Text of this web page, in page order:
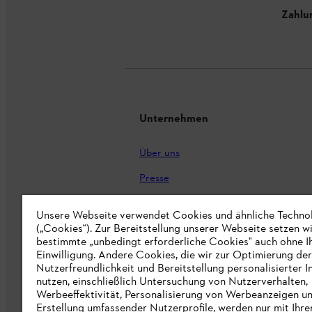
Unternehmen
Über uns
Presse
STIHL Markenshop
Nachhaltigkeit
STIHL Hinweisgebersystem
Informationen für Lieferunternehmen
Unsere Webseite verwendet Cookies und ähnliche
(„Cookies“). Zur Bereitstellung unserer Webseite setzen
bestimmte „unbedingt erforderliche Cookies" auch ohne
Einwilligung. Andere Cookies, die wir zur Optimierung der
Nutzerfreundlichkeit und Bereitstellung personalisierter
nutzen, einschließlich Untersuchung von Nutzerverhalten,
Werbeeffektivität, Personalisierung von Werbeanzeigen
Erstellung umfassender Nutzerprofile, werden nur mit